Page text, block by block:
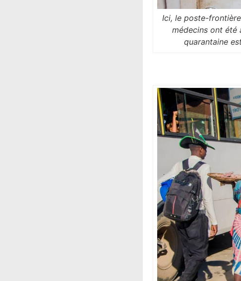
Ici, le poste-
médecins ont été
quarantaine